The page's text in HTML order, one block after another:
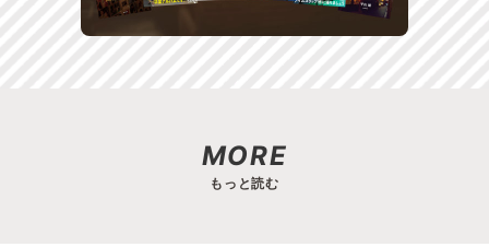
MORE
もっと読む